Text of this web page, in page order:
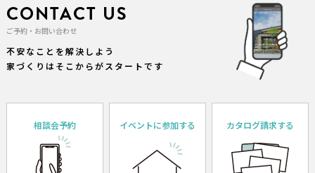
CONTACT US
ご予約・お問い合わせ
不安なことを解決しよう
家づくりはそこからがスタートです
相談会予約 イベントに参加する カタログ請求する